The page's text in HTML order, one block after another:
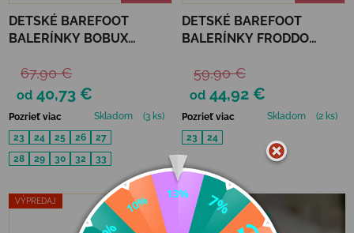
DETSKÉ BAREFOOT
BALERÍNKY BOBUX
od 40,73 €
67,90 €
Pozrieť viac Skladom
(3 ks)
23
24 25 26
27
28
29 30 32 33
DETSKÉ BAREFOOT
BALERÍNKY FRODDO
od 44,92 €
59,90 €
Pozrieť viac Skladom
(2 ks)
23
24
VÝPREDAJ